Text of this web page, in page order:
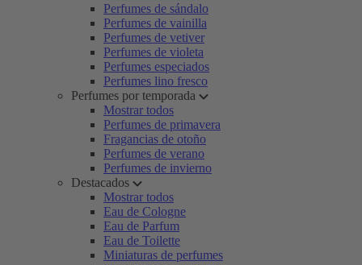
Perfumes de sándalo
Perfumes de vainilla
Perfumes de vetiver
Perfumes de violeta
Perfumes especiados
Perfumes lino fresco
Perfumes por temporada
Mostrar todos
Perfumes de primavera
Fragancias de otoño
Perfumes de verano
Perfumes de invierno
Destacados
Mostrar todos
Eau de Cologne
Eau de Parfum
Eau de Toilette
Miniaturas de perfumes